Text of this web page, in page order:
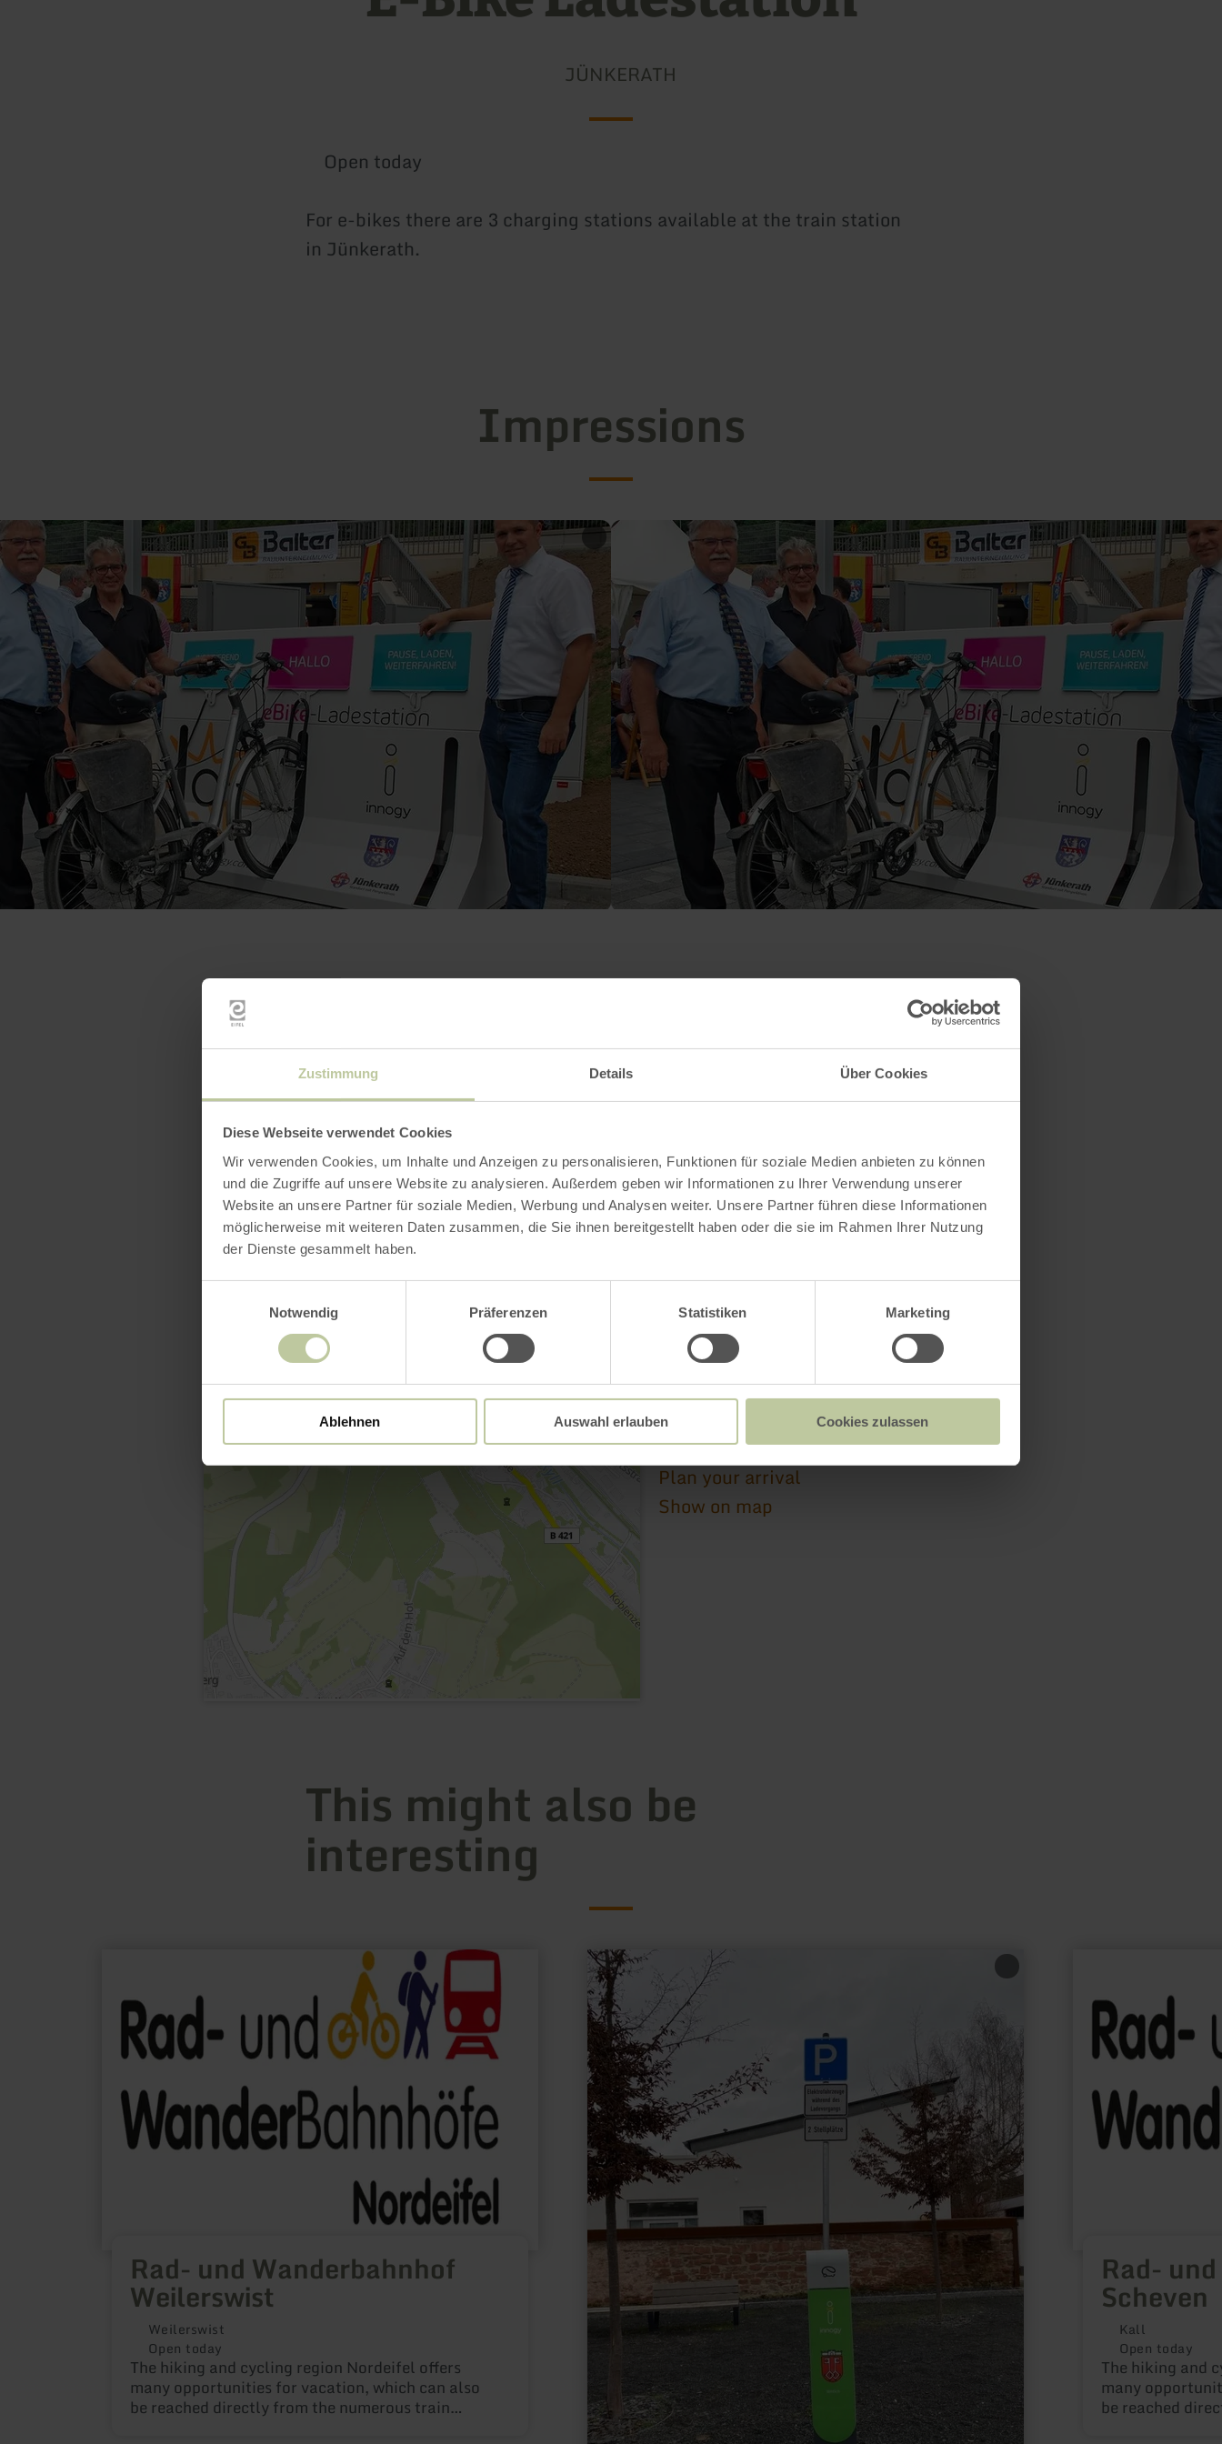
Zustimmung Details Über Cookies
Diese Webseite verwendet Cookies
Wir verwenden Cookies, um Inhalte und Anzeigen zu personalisieren, Funktionen für soziale Medien anbieten zu können
und die Zugriffe auf unsere Website zu analysieren. Außerdem geben wir Informationen zu Ihrer Verwendung unserer
Website an unsere Partner für soziale Medien, Werbung und Analysen weiter. Unsere Partner führen diese Informationen
möglicherweise mit weiteren Daten zusammen, die Sie ihnen bereitgestellt haben oder die sie im Rahmen Ihrer Nutzung
der Dienste gesammelt haben.
Notwendig
Präferenzen Statistiken Marketing
Ablehnen Auswahl erlauben Cookies zulassen
JÜNKERATH
Open today
For e-bikes there are 3 charging stations available at the train station
in Jünkerath.
Impressions
Bahnhof
Bahnhofstraße 9
54584 Jünkerath
+49 6591 131203
Email
Website
Plan your arrival
Show on map
This might also be
interesting
Rad- und Wanderbahnhof
Weilerswist
Weilerswist
Open today
The hiking and cycling region Nordeifel offers
many opportunities for vacation, which can also
be reached directly from the numerous train
Rad-
Wanderbahnhof
Weilerswist
learn
more
about:
Innogy
E-
Tankstelle
Wittlich
Karrstraße
Rad-
Scheven
Kall
Open today
The hiking and
many
be reached
Rad-
Wanderbahnhof
Scheven